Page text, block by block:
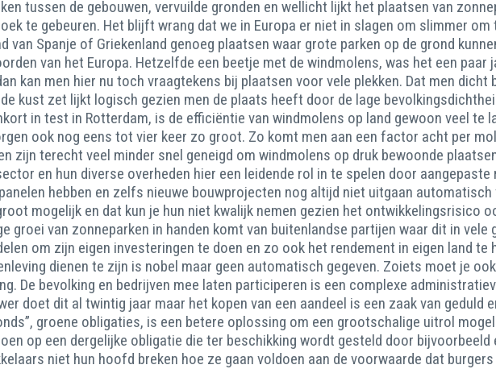
tussen de gebouwen, vervuilde gronden en wellicht lijkt het plaatsen van
te gebeuren. Het blijft wrang dat we in Europa er niet in slagen om slimmer
van Spanje of Griekenland genoeg plaatsen waar grote parken op de grond
van het Europa. Hetzelfde een beetje met de windmolens, was het een paar
kan men hier nu toch vraagtekens bij plaatsen voor vele plekken. Dat men dicht
kust zet lijkt logisch gezien men de plaats heeft door de lage
in test in Rotterdam, is de efficiëntie van windmolens op land gewoon veel te
ook nog eens tot vier keer zo groot. Zo komt men aan een factor acht per
zijn terecht veel minder snel geneigd om windmolens op druk bewoonde
en hun diverse overheden hier een leidende rol in te spelen door
hebben en zelfs nieuwe bouwprojecten nog altijd niet uitgaan
mogelijk en dat kun je hun niet kwalijk nemen gezien het ontwikkelingsrisico
groei van zonneparken in handen komt van buitenlandse partijen waar dit in
om zijn eigen investeringen te doen en zo ook het rendement in eigen land te
dienen te zijn is nobel maar geen automatisch gegeven. Zoiets moet je
De bevolking en bedrijven mee laten participeren is een complexe
doet dit al twintig jaar maar het kopen van een aandeel is een zaak van geduld
groene obligaties, is een betere oplossing om een grootschalige uitrol
op een dergelijke obligatie die ter beschikking wordt gesteld door
niet hun hoofd breken hoe ze gaan voldoen aan de voorwaarde dat